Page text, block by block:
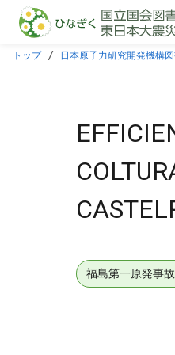
本文に飛ぶ
トップ 日本原子力研究開発機構
福島第一原発事